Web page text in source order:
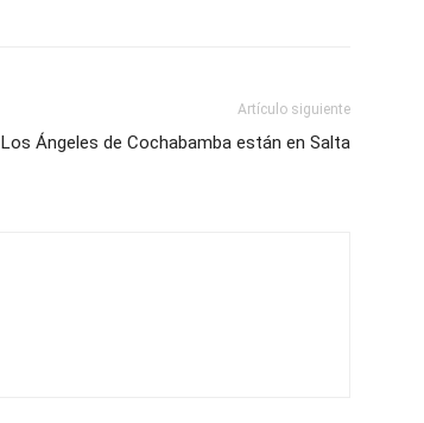
Artículo siguiente
Los Ángeles de Cochabamba están en Salta